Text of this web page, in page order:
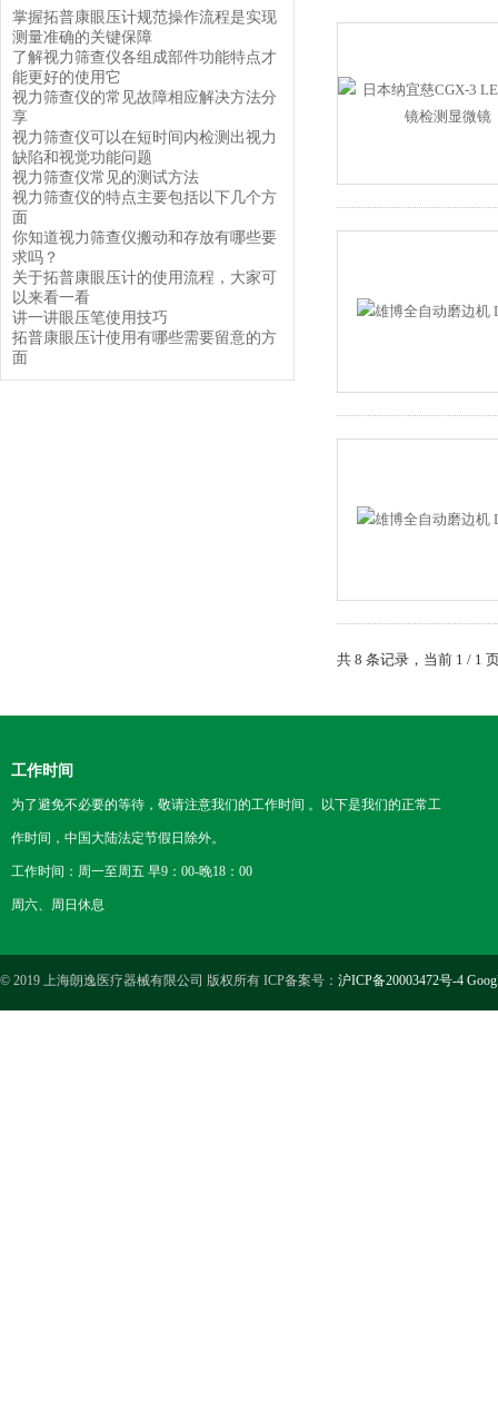
掌握拓普康眼压计规范操作流程是实现
测量准确的关键保障
了解视力筛查仪各组成部件功能特点才
能更好的使用它
视力筛查仪的常见故障相应解决方法分
享
视力筛查仪可以在短时间内检测出视力
缺陷和视觉功能问题
视力筛查仪常见的测试方法
视力筛查仪的特点主要包括以下几个方
面
你知道视力筛查仪搬动和存放有哪些要
求吗？
关于拓普康眼压计的使用流程，大家可
以来看一看
讲一讲眼压笔使用技巧
拓普康眼压计使用有哪些需要留意的方
面
共 8 条记录，当前 1 / 1
工作时间
为了避免不必要的等待，敬请注意我们的工作时间 。以下是我们的正常工
作时间，中国大陆法定节假日除外。
工作时间：周一至周五 早9：00-晚18：00
周六、周日休息
© 2019 上海朗逸医疗器械有限公司 版权所有 ICP备案号： 沪ICP备20003472号-4